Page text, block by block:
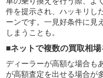
件を提示され、ハッキリし
ーンです。一見好条件に見
しまうことも。
■ネットで複数の買取相場
ディーラーが高額な場合も
が高額査定を出せる場合が